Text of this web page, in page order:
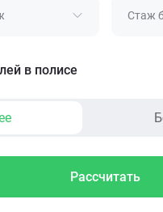
Стаж
в полисе
Рассчитать